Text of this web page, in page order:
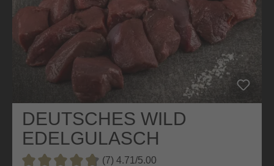
DEUTSCHES WILD
EDELGULASCH
(7) 4.71/5.00